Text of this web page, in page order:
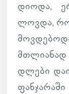
დი­ოდა,
ლოვდა,
დლები